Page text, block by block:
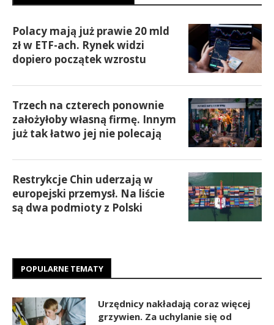
Polacy mają już prawie 20 mld
zł w ETF-ach. Rynek widzi
dopiero początek wzrostu
Trzech na czterech ponownie
założyłoby własną firmę. Innym
już tak łatwo jej nie polecają
Restrykcje Chin uderzają w
europejski przemysł. Na liście
są dwa podmioty z Polski
POPULARNE TEMATY
Urzędnicy nakładają coraz więcej
grzywien. Za uchylanie się od